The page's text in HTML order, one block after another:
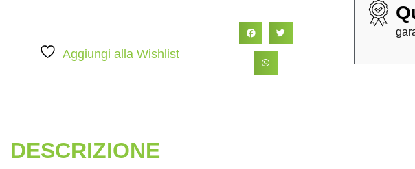
Aggiungi alla Wishlist
DESCRIZIONE